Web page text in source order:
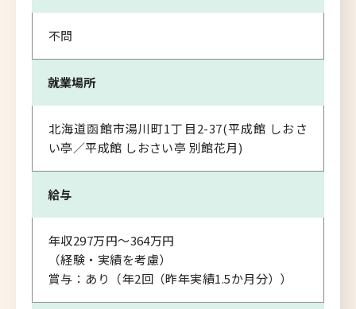
不問
就業場所
北海道函館市湯川町1丁目2-37(平成館 しおさ
い亭／平成館 しおさい亭 別館花月)
給与
年収297万円～364万円
（経験・実績を考慮）
賞与：あり（年2回（昨年実績1.5か月分））